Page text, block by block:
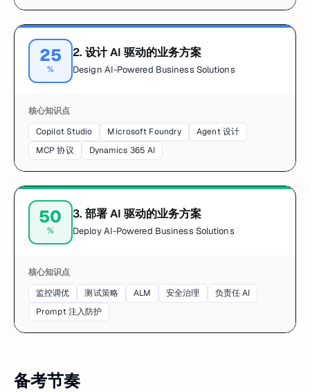
25
%
2. 设计 AI 驱动的业务方案
Design AI-Powered Business Solutions
核心知识点
Copilot Studio
Microsoft Foundry
Agent 设计
MCP 协议
Dynamics 365 AI
50
%
3. 部署 AI 驱动的业务方案
Deploy AI-Powered Business Solutions
核心知识点
监控调优
测试策略 ALM 安全治理
负责任 AI
Prompt 注入防护
备考节奏